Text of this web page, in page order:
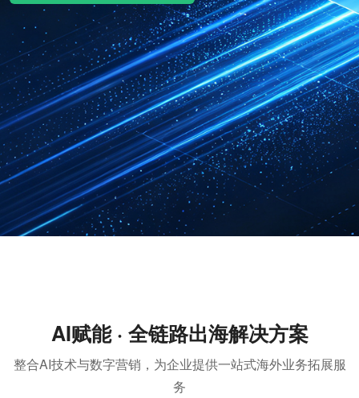
AI赋能 · 全链路出海解决方案
整合AI技术与数字营销，为企业提供一站式海外业务拓展服
务